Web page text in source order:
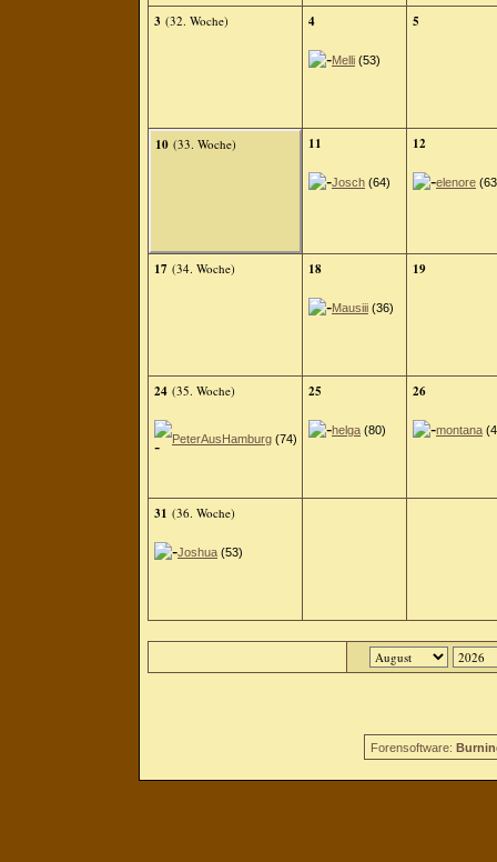
3 (32. Woche) 4
Melli (53)
5
10 (33. Woche) 11
Josch (64)
12
elenore
17 (34. Woche) 18
Mausiii (36)
19
24 (35. Woche)
PeterAusHamburg (74)
25
helga (80)
26
montana
31 (36. Woche)
Joshua (53)
Forensoftware: